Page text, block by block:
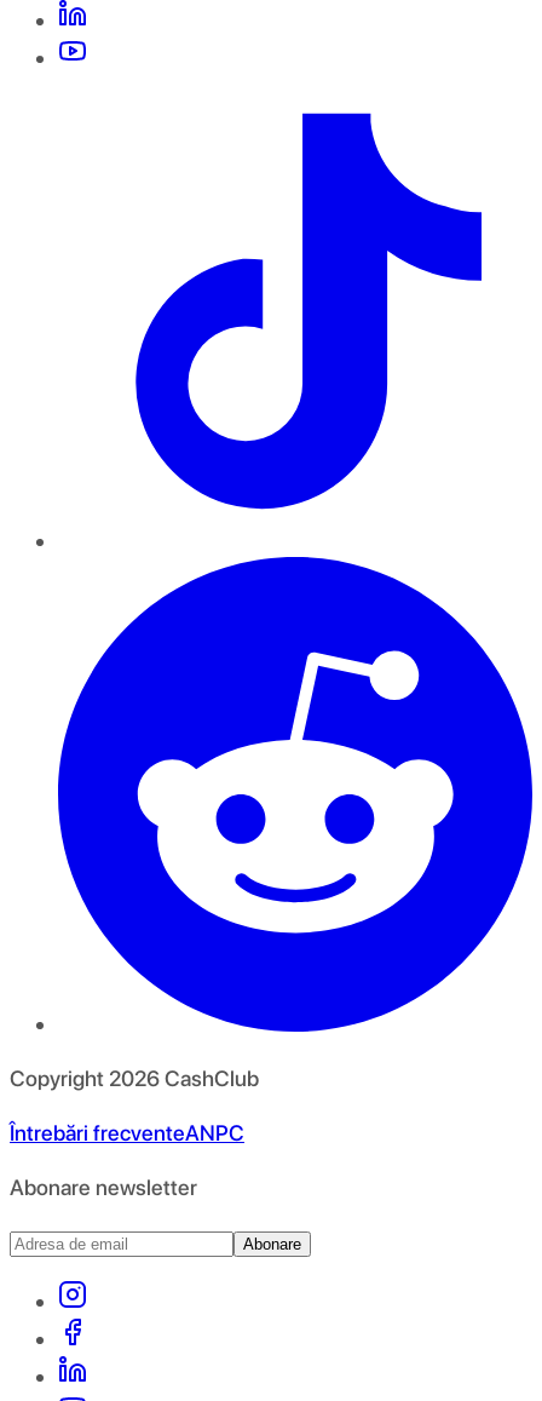
Copyright 2026CashClub
Întrebări frecventeANPC
Abonare newsletter
Abonare